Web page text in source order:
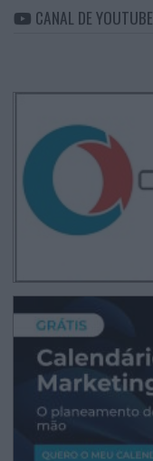
CANAL DE YOUTUBE